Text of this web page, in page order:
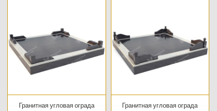
Гранитная угловая ограда
Гранитная угловая ограда